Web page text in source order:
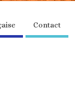
Contact